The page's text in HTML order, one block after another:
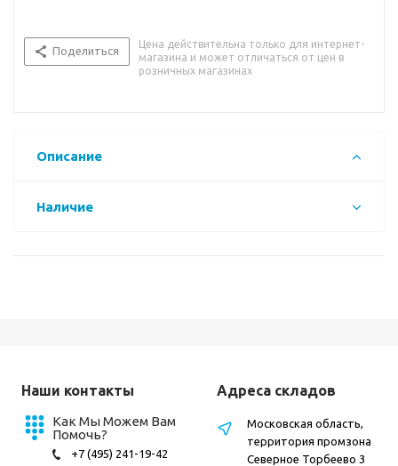
Поделиться
Цена действительна только для интернет-
магазина и может отличаться от цен в
розничных магазинах
Описание
Наличие
Наши контакты
Как Мы Можем Вам
Помочь?
+7 (495) 241-19-42
Адреса складов
Московская область,
территория промзона
Северное Торбеево 3